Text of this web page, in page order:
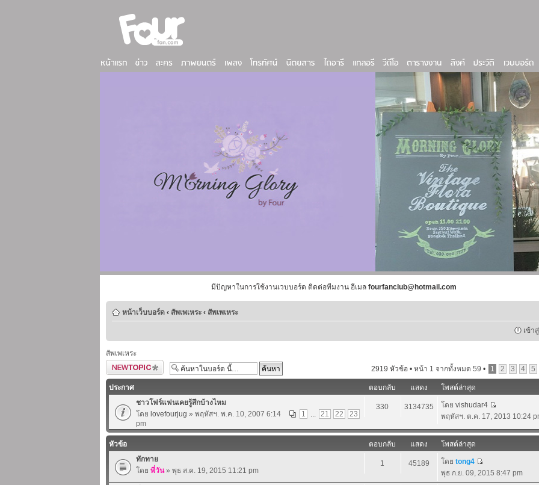
มีปัญหาในการใช้งานเวบบอร์ด ติดต่อทีมงาน อีเมล fourfanclub@hotmail.com
หน้าเว็บบอร์ด ‹ สัพเพเหระ ‹ สัพเพเหระ
เข้า
สัพเพเหระ
ตั้งกระทู้ใหม่
2919 หัวข้อ • หน้า 1 จากทั้งหมด 59 • 1 2 3 4 5
ประกาศ ตอบกลับ แสดง
โพสต์ล่าสุด
ชาวโฟร์แฟนเคยรู้สึกบ้างไหม
1
... 21 22 23
โดย lovefourjug » พฤหัสฯ. พ.ค. 10, 2007 6:14
pm
330 3134735 โดย vishudar4
พฤหัสฯ. ต.ค. 17, 2013 10:24
หัวข้อ ตอบกลับ แสดง
โพสต์ล่าสุด
ทักทาย
โดย พี่วัน» พุธ ส.ค. 19, 2015 11:21 pm
1 45189 โดย tong4
พุธ ก.ย. 09, 2015 8:47 pm